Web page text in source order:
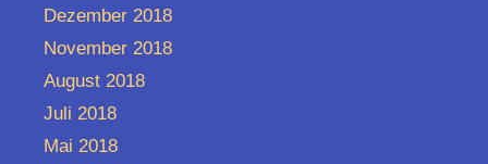
Dezember 2018
November 2018
August 2018
Juli 2018
Mai 2018